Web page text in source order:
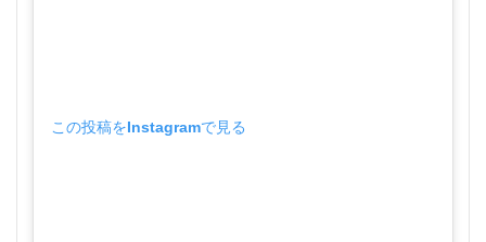
この投稿をInstagramで見る